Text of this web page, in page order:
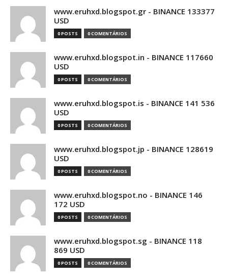
www.eruhxd.blogspot.gr - BINANCE 133377
USD
0 POSTS 0 COMENTÁRIOS
www.eruhxd.blogspot.in - BINANCE 117660
USD
0 POSTS 0 COMENTÁRIOS
www.eruhxd.blogspot.is - BINANCE 141 536
USD
0 POSTS 0 COMENTÁRIOS
www.eruhxd.blogspot.jp - BINANCE 128619
USD
0 POSTS 0 COMENTÁRIOS
www.eruhxd.blogspot.no - BINANCE 146
172 USD
0 POSTS 0 COMENTÁRIOS
www.eruhxd.blogspot.sg - BINANCE 118
869 USD
0 POSTS 0 COMENTÁRIOS